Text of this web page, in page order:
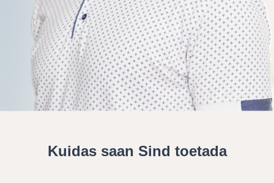
Kuidas saan Sind toetada